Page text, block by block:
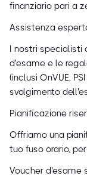
finanziario pari a
Assistenza
I nostri specialisti
d'esame e le
(inclusi OnVUE,
svolgimento
Pianificazione
Offriamo una
tuo fuso orario,
Voucher d'esame